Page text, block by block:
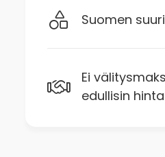
Suomen
Ei
edullisin hinta